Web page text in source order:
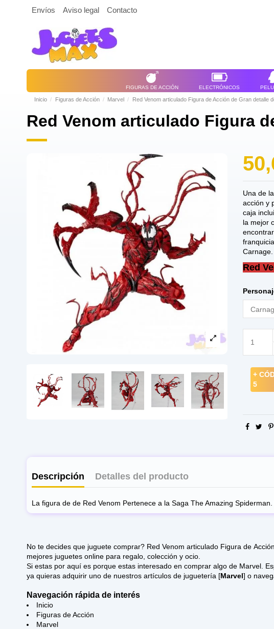
Envíos Aviso legal Contacto
FIGURAS DE ACCIÓN ELECTRÓNICOS
Inicio Figuras de Acción Marvel Red Venom articulado Figura de Acción de Gran detalle
Red Venom articulado Figura
Una de
acción y
caja
la mejor
Carnage.
Red
+
5
Descripción Detalles del producto
La figura de de Red Venom Pertenece a la Saga The Amazing
No te decides que juguete comprar? Red Venom articulado Figura de
mejores juguetes online para regalo, colección y ocio.
Si estas por aquí es porque estas interesado en comprar algo de Marvel. Esperamos que disfrutes de nuestro amplio catálogo de juguetes online
ya quieras adquirir uno de nuestros artículos de juguetería [Marvel] o
Navegación rápida de interés
Inicio
Figuras de Acción
Marvel